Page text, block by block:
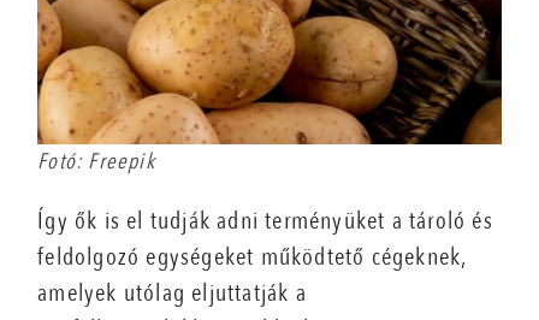
Fotó: Freepik
Így ők is el tudják adni terményüket a tároló és
feldolgozó egységeket működtető cégeknek,
amelyek utólag eljuttatják a